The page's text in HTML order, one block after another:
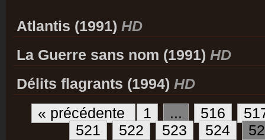
Atlantis (1991) HD
La Guerre sans nom (1991) HD
Délits flagrants (1994) HD
« précédente
1 ... 516
521
522 523 524